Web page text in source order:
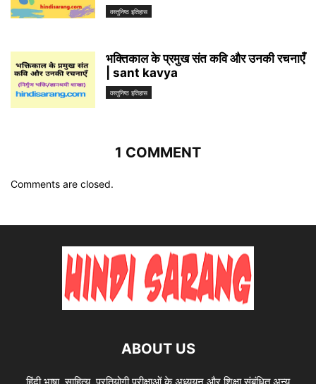
वस्तुनिष्ठ इतिहास
भक्तिकाल के प्रमुख संत कवि और उनकी रचनाएँ
| sant kavya
वस्तुनिष्ठ इतिहास
1 COMMENT
Comments are closed.
ABOUT US